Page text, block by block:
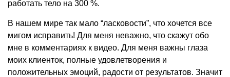
работать тело на 300 %.
В нашем мире так мало “ласковости”, что хочется все
мигом исправить! Для меня неважно, что скажут обо
мне в комментариях к видео. Для меня важны глаза
моих клиенток, полные удовлетворения и
положительных эмоций, радости от результатов. Значит